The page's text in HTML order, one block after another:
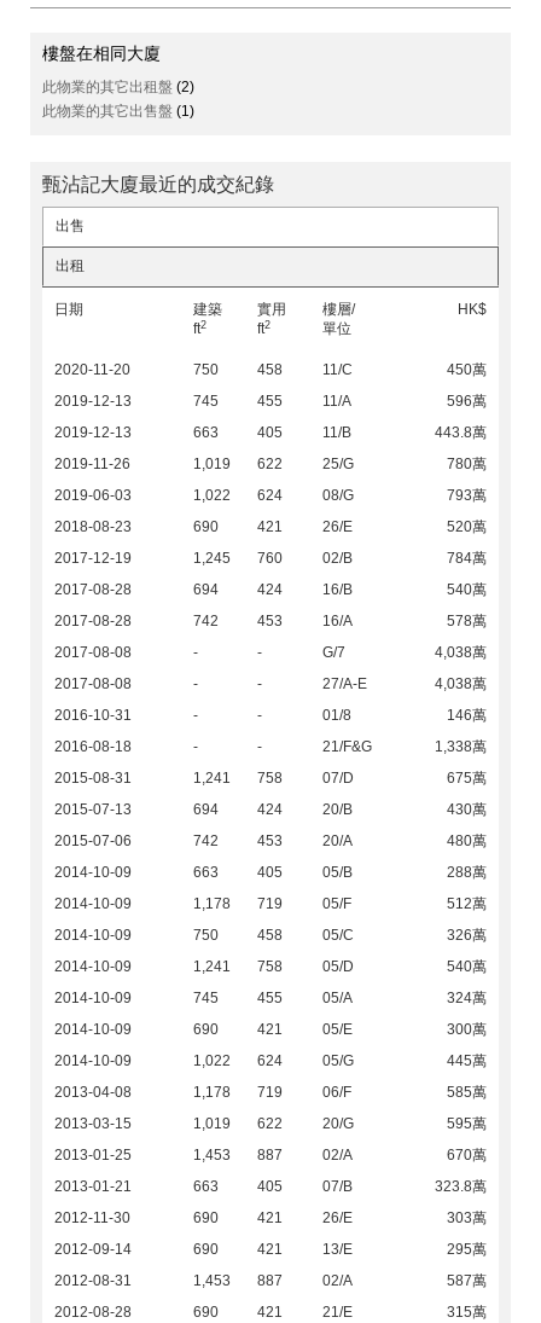
樓盤在相同大廈
此物業的其它出租盤 (2)
此物業的其它出售盤 (1)
甄沾記大廈最近的成交紀錄
出售
出租
日期
建築
ft2
實用
ft2
樓層/
單位
HK$
2020-11-20 750 458 11/C
450萬
2019-12-13
745 455 11/A
596萬
2019-12-13
663 405 11/B
443.8萬
2019-11-26
1,019 622 25/G
780萬
2019-06-03
1,022 624 08/G
793萬
2018-08-23
690 421 26/E
520萬
2017-12-19
1,245 760 02/B
784萬
2017-08-28
694 424 16/B
540萬
2017-08-28
742 453 16/A
578萬
2017-08-08
- - G/7
4,038萬
2017-08-08
- - 27/A-E
4,038萬
2016-10-31
- - 01/8
146萬
2016-08-18
- - 21/F&G
1,338萬
2015-08-31
1,241 758 07/D
675萬
2015-07-13
694 424 20/B
430萬
2015-07-06
742 453 20/A
480萬
2014-10-09
663 405 05/B
288萬
2014-10-09
1,178 719 05/F
512萬
2014-10-09
750 458 05/C
326萬
2014-10-09
1,241 758 05/D
540萬
2014-10-09
745 455 05/A
324萬
2014-10-09
690 421 05/E
300萬
2014-10-09
1,022 624 05/G
445萬
2013-04-08
1,178 719 06/F
585萬
2013-03-15
1,019 622 20/G
595萬
2013-01-25
1,453 887 02/A
670萬
2013-01-21
663 405 07/B
323.8萬
2012-11-30
690 421 26/E
303萬
2012-09-14
690 421 13/E
295萬
2012-08-31
1,453 887 02/A
587萬
2012-08-28
690 421 21/E 315萬